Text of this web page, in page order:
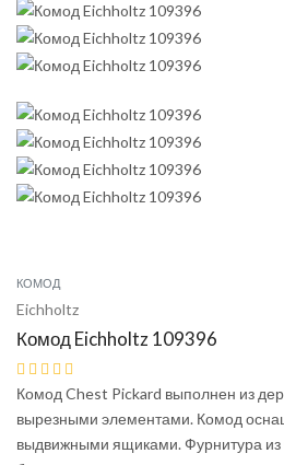
КОМОД
Eichholtz
Комод Eichholtz 109396
Комод Chest Pickard выполнен из
вырезными элементами. Комод
выдвижными ящиками. Фурнитура из